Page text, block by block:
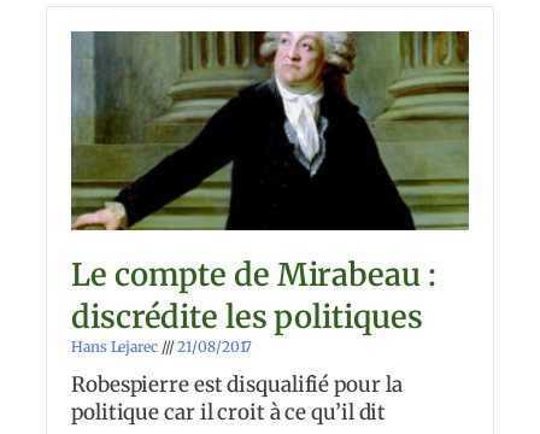
Le compte de Mirabeau :
discrédite les politiques
Hans Lejarec 21/08/2017
Robespierre est disqualifié pour la
politique car il croit à ce qu’il dit